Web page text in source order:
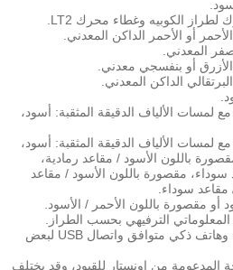
الألياف الدقيقة المثقبة: أسود،
الألياف الدقيقة المثقبة: أسود،
باللون الأسود / مقاعد رمادية،
مقصورة باللون الأسود / مقاعد
سوداء.
الترفيهي بحسب الطراز.
تتطلب الوظائف الكاملة بلوتوث وهاتف ذكي متوافق واتصال USB لبعض
من اونستار للقيود، وقد يختلف